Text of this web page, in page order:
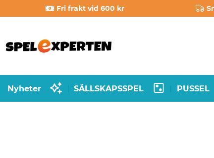
Fri frakt vid 600 kr
Nyheter SÄLLSKAPSSPEL PUSSEL